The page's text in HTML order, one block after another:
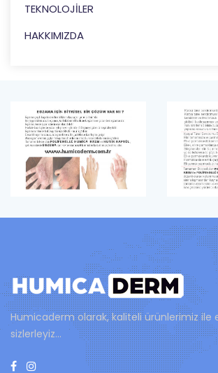
TEKNOLOJİLER
HAKKIMIZDA
Humicaderm olarak, kaliteli ürünlerimiz ile
sizlerleyiz...